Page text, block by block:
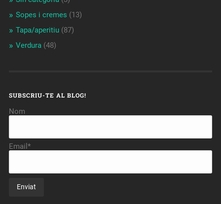
Sopes i cremes (13)
Tapa/aperitiu(87)
Verdura (48)
SUBSCRIU-TE AL BLOG!
Nom
Email*